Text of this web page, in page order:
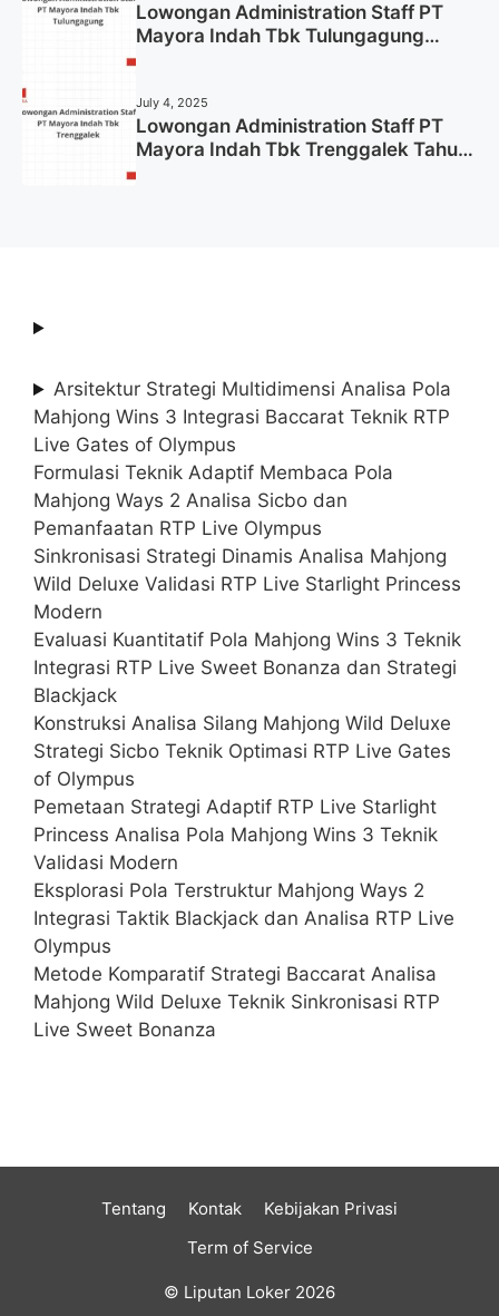
Lowongan Administration Staff PT
Mayora Indah Tbk Tulungagung
July 4, 2025
Lowongan Administration Staff PT
Mayora Indah Tbk Trenggalek Tahun
Arsitektur Strategi Multidimensi Analisa Pola
Mahjong Wins 3 Integrasi Baccarat Teknik RTP
Live Gates of Olympus
Formulasi Teknik Adaptif Membaca Pola
Mahjong Ways 2 Analisa Sicbo dan
Pemanfaatan RTP Live Olympus
Sinkronisasi Strategi Dinamis Analisa Mahjong
Wild Deluxe Validasi RTP Live Starlight Princess
Modern
Evaluasi Kuantitatif Pola Mahjong Wins 3 Teknik
Integrasi RTP Live Sweet Bonanza dan Strategi
Blackjack
Konstruksi Analisa Silang Mahjong Wild Deluxe
Strategi Sicbo Teknik Optimasi RTP Live Gates
of Olympus
Pemetaan Strategi Adaptif RTP Live Starlight
Princess Analisa Pola Mahjong Wins 3 Teknik
Validasi Modern
Eksplorasi Pola Terstruktur Mahjong Ways 2
Integrasi Taktik Blackjack dan Analisa RTP Live
Olympus
Metode Komparatif Strategi Baccarat Analisa
Mahjong Wild Deluxe Teknik Sinkronisasi RTP
Live Sweet Bonanza
Tentang Kontak
Kebijakan Privasi
Term of Service
© Liputan Loker 2026